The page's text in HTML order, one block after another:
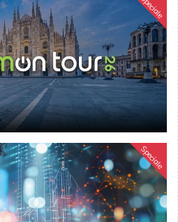
Speciale
Speciale